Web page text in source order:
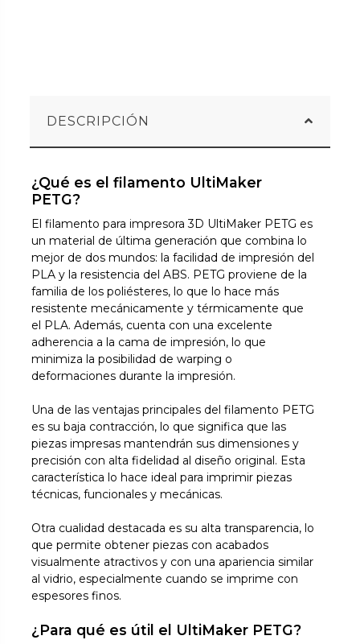
DESCRIPCIÓN
¿Qué es el filamento UltiMaker
PETG?
El filamento para impresora 3D UltiMaker PETG es
un material de última generación que combina lo
mejor de dos mundos: la facilidad de impresión del
PLA y la resistencia del ABS. PETG proviene de la
familia de los poliésteres, lo que lo hace más
resistente mecánicamente y térmicamente que
el PLA. Además, cuenta con una excelente
adherencia a la cama de impresión, lo que
minimiza la posibilidad de warping o
deformaciones durante la impresión.
Una de las ventajas principales del filamento PETG
es su baja contracción, lo que significa que las
piezas impresas mantendrán sus dimensiones y
precisión con alta fidelidad al diseño original. Esta
característica lo hace ideal para imprimir piezas
técnicas, funcionales y mecánicas.
Otra cualidad destacada es su alta transparencia, lo
que permite obtener piezas con acabados
visualmente atractivos y con una apariencia similar
al vidrio, especialmente cuando se imprime con
espesores finos.
¿Para qué es útil el UltiMaker PETG?